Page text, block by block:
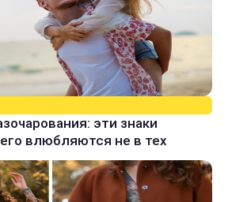
эти знаки
влюбляются не в тех